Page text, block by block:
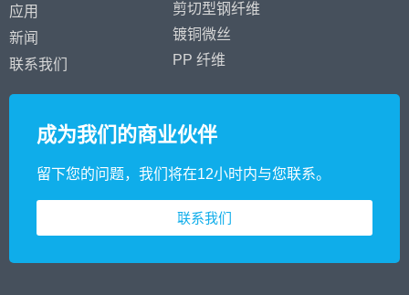
应用
新闻
联系我们
剪切型钢纤维
镀铜微丝
PP 纤维
成为我们的商业伙伴
留下您的问题，我们将在12小时内与您联系。
联系我们